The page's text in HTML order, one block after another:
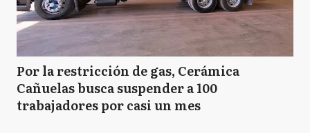
Por la restricción de gas, Cerámica
Cañuelas busca suspender a 100
trabajadores por casi un mes